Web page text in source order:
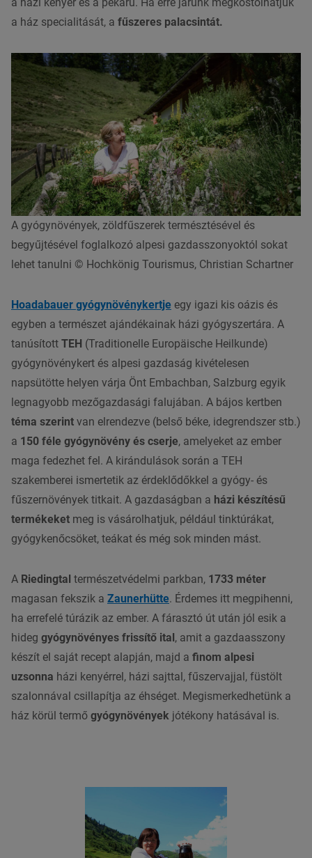
a házi kenyér és a pékáru. Ha erre járunk megkóstolhatjuk
a ház specialitását, a fűszeres palacsintát.
A gyógynövények, zöldfűszerek természtésével és
begyűjtésével foglalkozó alpesi gazdasszonyoktól sokat
lehet tanulni © Hochkönig Tourismus, Christian Schartner
Hoadabauer gyógynövénykertje egy igazi kis oázis és
egyben a természet ajándékainak házi gyógyszertára. A
tanúsított TEH (Traditionelle Europäische Heilkunde)
gyógynövénykert és alpesi gazdaság kivételesen
napsütötte helyen várja Önt Embachban, Salzburg egyik
legnagyobb mezőgazdasági falujában. A bájos kertben
téma szerint van elrendezve (belső béke, idegrendszer stb.)
a 150 féle gyógynövény és cserje, amelyeket az ember
maga fedezhet fel. A kirándulások során a TEH
szakemberei ismertetik az érdeklődőkkel a gyógy- és
fűszernövények titkait. A gazdaságban a házi készítésű
termékeket meg is vásárolhatjuk, például tinktúrákat,
gyógykenőcsöket, teákat és még sok minden mást.
A Riedingtal természetvédelmi parkban, 1733 méter
magasan fekszik a Zaunerhütte. Érdemes itt megpihenni,
ha errefelé túrázik az ember. A fárasztó út után jól esik a
hideg gyógynövényes frissítő ital , amit a gazdaasszony
készít el saját recept alapján, majd a finom alpesi
uzsonna házi kenyérrel, házi sajttal, fűszervajjal, füstölt
szalonnával csillapítja az éhséget. Megismerkedhetünk a
ház körül termő gyógynövények jótékony hatásával is.